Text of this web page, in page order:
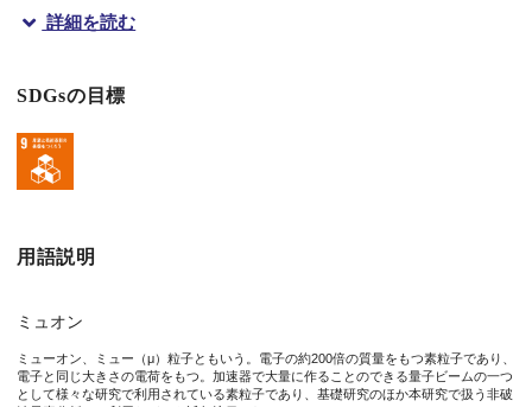
大阪大学放射線科学基盤機構附属ラジオアイソトープ総合セン
物体の内部を可視化する方法として、例えば
本研究成果は、英国科学誌「Scientific Reports」に、3月29日
詳細を読む
SDGsの目標
用語説明
ミュオン
ミューオン、ミュー（μ）粒子ともいう。電子の約200倍の質量をもつ素粒子であり、
電子と同じ大きさの電荷をもつ。加速器で大量に作ることのできる量子ビームの一つ
として様々な研究で利用されている素粒子であり、基礎研究のほか本研究で扱う非破